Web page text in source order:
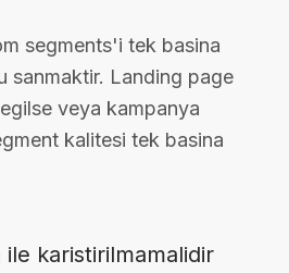
segments'i tek basina
sanmaktir. Landing page
veya kampanya
kalitesi tek basina
karistirilmamalidir